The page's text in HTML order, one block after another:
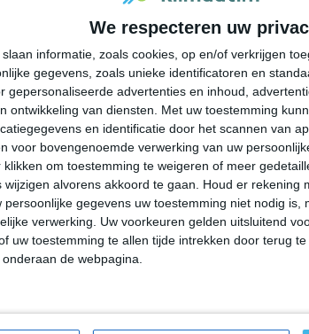
We respecteren uw
slaan informatie, zoals cookies, op en/of verkrijgen
gegevens, zoals unieke identificatoren en
gepersonaliseerde advertenties en inhoud,
ontwikkeling van diensten.
Met uw toestemming
en identificatie door het scannen van
voor bovengenoemde verwerking van uw
klikken om toestemming te weigeren of meer
alvorens akkoord te gaan.
Houd er rekening
persoonlijke gegevens uw toestemming niet nodig is,
verwerking. Uw voorkeuren gelden uitsluitend
uw toestemming te allen tijde intrekken door terug
de webpagina.
18
5 16
3 21
2 20
2 20
100 mm = 101-200 mm =